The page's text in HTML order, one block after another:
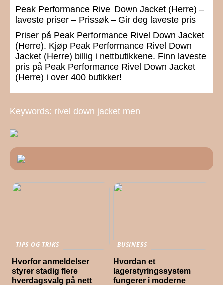
Peak Performance Rivel Down Jacket (Herre) –
laveste priser – Prissøk – Gir deg laveste pris
Priser på Peak Performance Rivel Down Jacket
(Herre). Kjøp Peak Performance Rivel Down
Jacket (Herre) billig i nettbutikkene. Finn laveste
pris på Peak Performance Rivel Down Jacket
(Herre) i over 400 butikker!
Keywords: rivel down jacket men
TIPS OG TRIKS
Hvorfor anmeldelser
styrer stadig flere
hverdagsvalg på nett
BUSINESS
Hvordan et
lagerstyringssystem
fungerer i moderne